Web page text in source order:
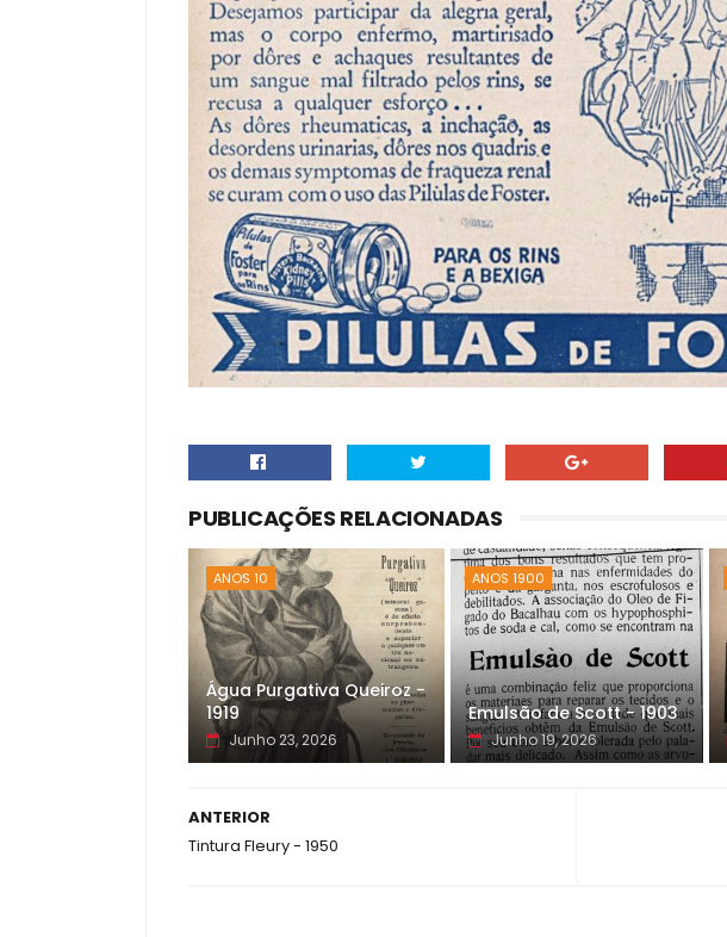
PUBLICAÇÕES RELACIONADAS
ANOS 10
Água Purgativa Queiroz -
1919
Junho 23, 2026
ANOS 1900
Emulsão de Scott - 1903
Junho 19, 2026
ANTERIOR
Tintura Fleury - 1950